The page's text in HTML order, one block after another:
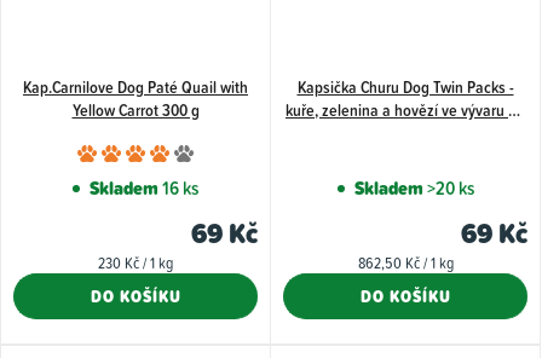
Kap.Carnilove Dog Paté Quail with
Yellow Carrot 300 g
Průměrné
hodnocení
je
4,0
Skladem16 ks
69 Kč
Měrná
230 Kč / 1 kg
DO KOŠÍKU
Kapsička Churu Dog Twin Packs -
kuře, zelenina a hovězí ve vývaru 80
Skladem>20 ks
69 Kč
Měrná
862,50 Kč / 1 kg
DO KOŠÍKU